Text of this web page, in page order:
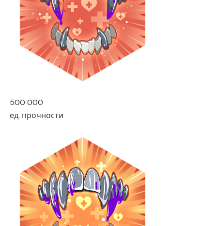
500 000
ед. прочности